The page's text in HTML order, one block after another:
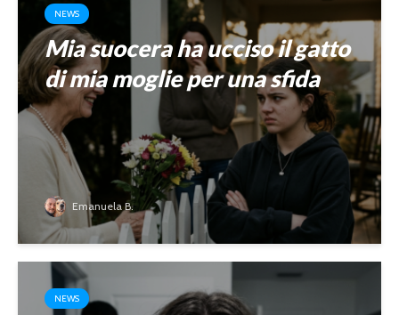
NEWS
Mia suocera ha ucciso il gatto
di mia moglie per una sfida
Emanuela B.
NEWS